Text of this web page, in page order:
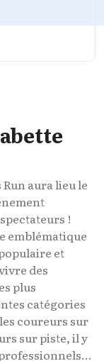
aura lieu le
!
emblématique
et
des
plus
catégories
coureurs sur
sur piste, il y